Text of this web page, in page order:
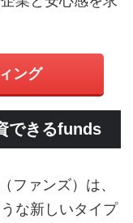
ング
できるfunds
ファンズ）は、
な新しいタイプ